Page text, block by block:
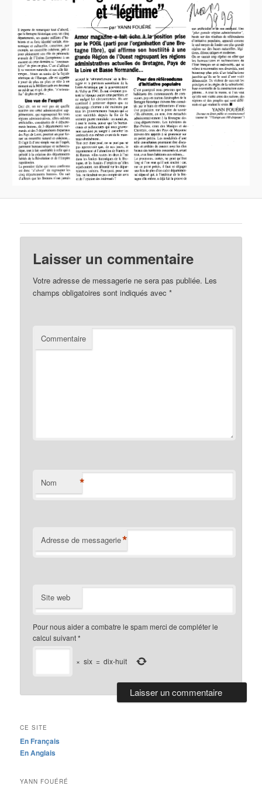
Laisser un commentaire
Votre adresse de messagerie ne sera pas publiée. Les
champs obligatoires sont indiqués avec*
Commentaire
Nom *
Adresse de messagerie*
Site web
Pour nous aider a combatre le spam merci de compléter le
calcul suivant*
× six = dix-huit
CE SITE
En Français
En Anglais
YANN FOUÉRÉ